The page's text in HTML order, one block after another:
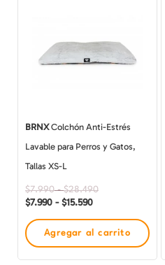
BRNXColchón Anti-Estrés
Lavable para Perros y Gatos,
Tallas XS-L
$7.990 - $28.490
$7.990
hasta
$7.990 - $15.590
$7.990
hasta
Agregar al carrito
tiene
múltiples
en
página